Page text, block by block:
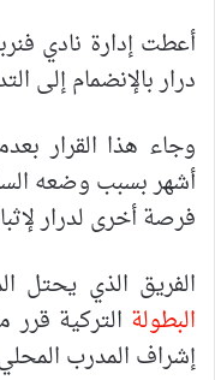
أعطت إدارة نادي
درار بالإنضمام إلى التداريب
أشهر بسبب وضعه
فرصة أخرى لدرار
الفريق الذي يحتل
البطولة التركية
إشراف المدرب